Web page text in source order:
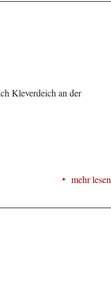
Kleverdeich an der
mehr lesen